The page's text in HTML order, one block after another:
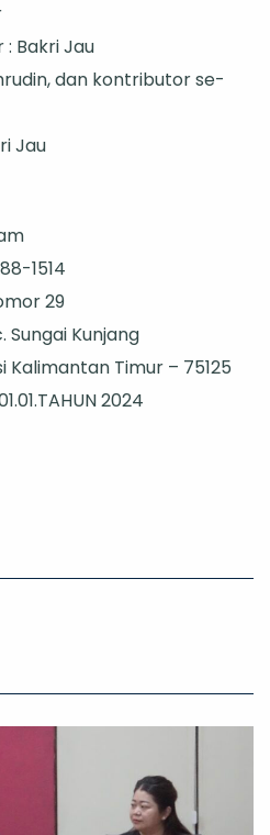
Bakri Jau
dan kontributor se-
Jau
1514
29
Sungai Kunjang
Kalimantan Timur – 75125
2024